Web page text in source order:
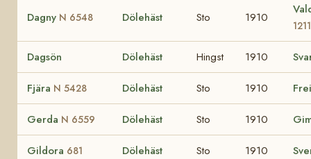
Dagny N 6548 Dölehäst Sto 1910
1211
Dagsön Dölehäst Hingst 1910
Fjära N 5428 Dölehäst Sto 1910
Gerda N 6559 Dölehäst Sto 1910
Gildora 681 Dölehäst Sto 1910